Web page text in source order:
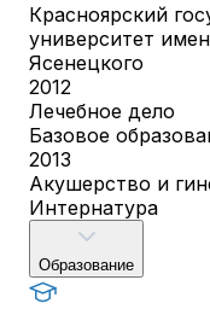
Красноярский
университет
Ясенецкого
2012
Лечебное дело
Базовое
2013
Акушерство и
Интернатура
Образование